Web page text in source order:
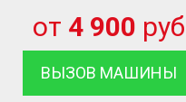
от 4 900 руб
ВЫЗОВ МАШИНЫ